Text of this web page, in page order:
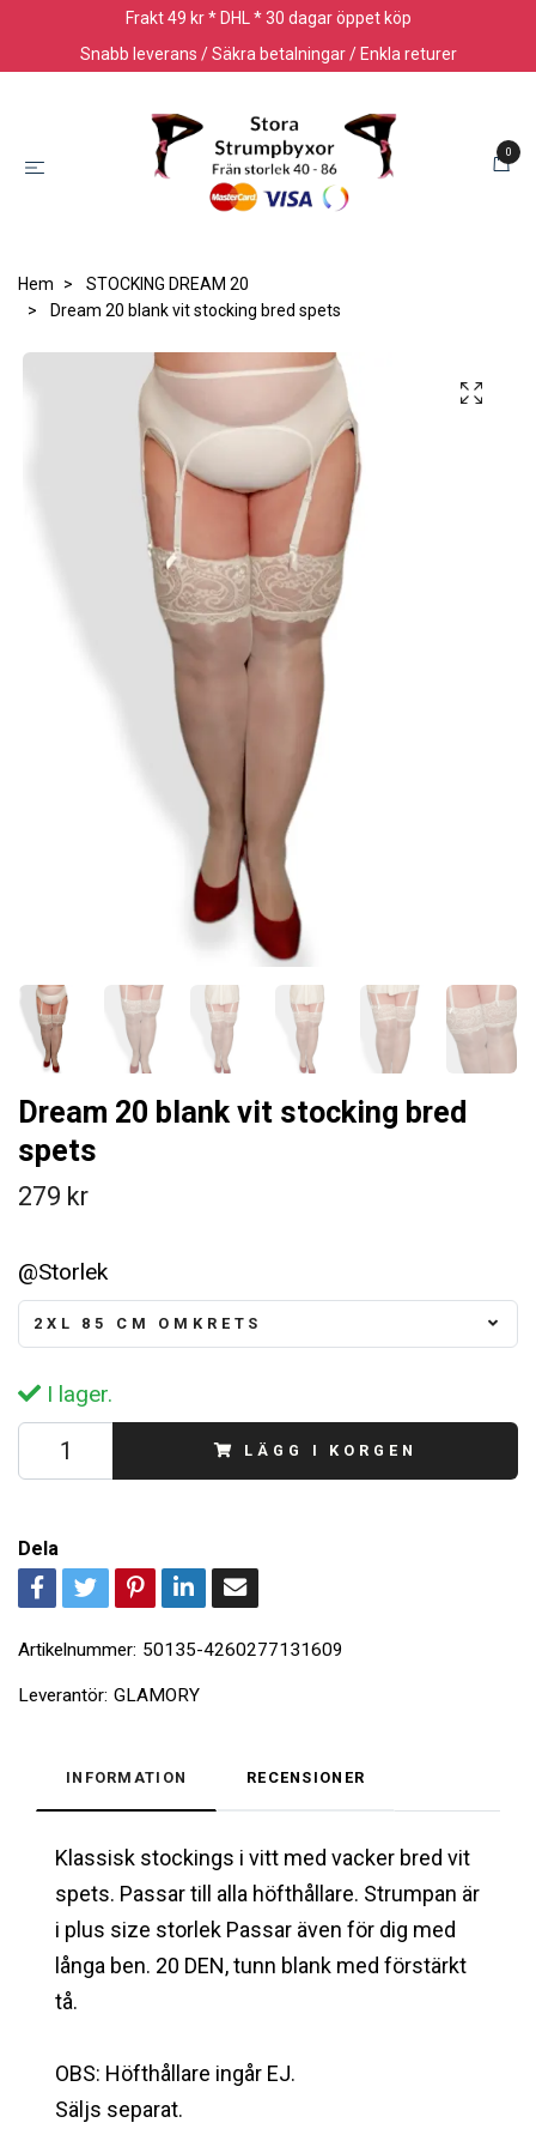
Frakt 49 kr * DHL * 30 dagar öppet köp
Snabb leverans / Säkra betalningar / Enkla returer
0
Hem
STOCKING DREAM 20
Dream 20 blank vit stocking bred spets
Dream 20 blank vit stocking bred
spets
279 kr
@Storlek
2XL 85 CM OMKRETS
I lager.
LÄGG I KORGEN
Dela
Artikelnummer: 50135-4260277131609
Leverantör: GLAMORY
INFORMATION RECENSIONER
Klassisk stockings i vitt med vacker bred vit
spets. Passar till alla höfthållare. Strumpan är
i plus size storlek Passar även för dig med
långa ben. 20 DEN, tunn blank med förstärkt
tå.
OBS: Höfthållare ingår EJ.
Säljs separat.